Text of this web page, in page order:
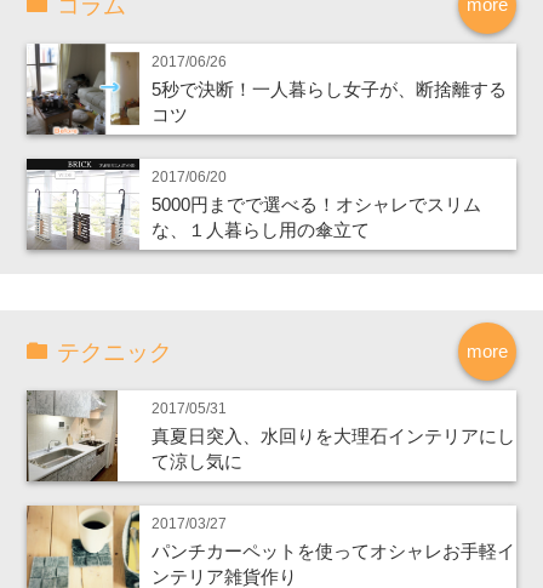
2017/06/26
5秒で決断！一人暮らし女子が、断捨離する
コツ
2017/06/20
5000円までで選べる！オシャレでスリム
な、１人暮らし用の傘立て
more
テクニック
2017/05/31
真夏日突入、水回りを大理石インテリアにし
て涼し気に
2017/03/27
パンチカーペットを使ってオシャレお手軽イ
ンテリア雑貨作り